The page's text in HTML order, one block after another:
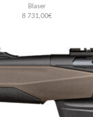
Blaser
8 731,00€